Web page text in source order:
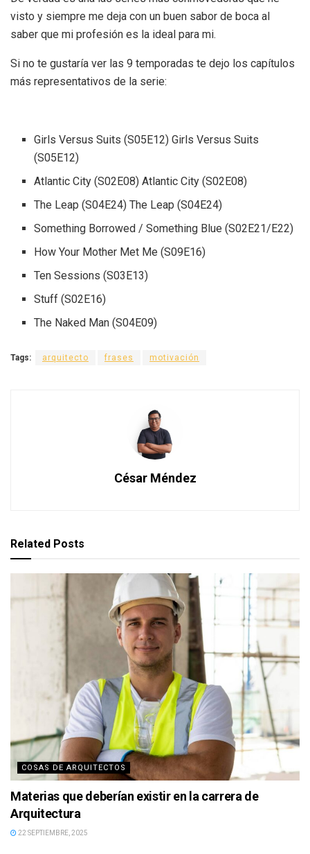
visto y siempre me deja con un buen sabor de boca al
saber que mi profesión es la ideal para mi.
Si no te gustaría ver las 9 temporadas te dejo los capítulos
más representativos de la serie:
Girls Versus Suits (S05E12) Girls Versus Suits
(S05E12)
Atlantic City (S02E08) Atlantic City (S02E08)
The Leap (S04E24) The Leap (S04E24)
Something Borrowed / Something Blue (S02E21/E22)
How Your Mother Met Me (S09E16)
Ten Sessions (S03E13)
Stuff (S02E16)
The Naked Man (S04E09)
Tags: arquitecto frases motivación
César Méndez
Related Posts
COSAS DE ARQUITECTOS
Materias que deberían existir en la carrera de
Arquitectura
22 SEPTIEMBRE, 2025